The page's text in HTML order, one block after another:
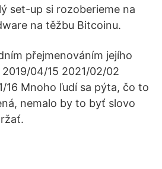
set-up si rozoberieme na
na těžbu Bitcoinu.
přejmenováním jejího
04/15 2021/02/02
16 Mnoho ľudí sa pýta, čo to
nemalo by to byť slovo